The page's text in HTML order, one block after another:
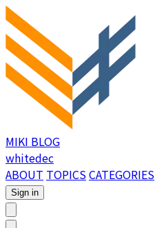
MIKI BLOG
whitedec
ABOUT TOPICSCATEGORIES
Sign in